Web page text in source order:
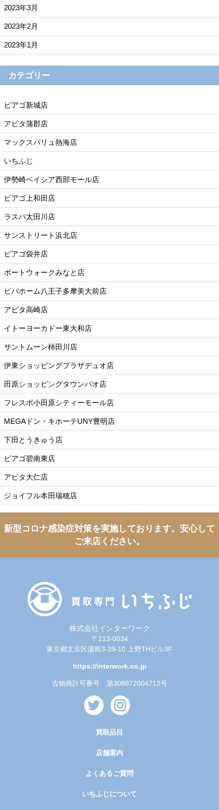
2023年3月
2023年2月
2023年1月
カテゴリー
ピアゴ新城店
アピタ蒲郡店
マックスバリュ熱海店
いちふじ
伊勢崎ベイシア西部モール店
ピアゴ上和田店
ラスパ太田川店
サンストリート浜北店
ピアゴ袋井店
ポートウォークみなと店
ビバホーム八王子多摩美大前店
アピタ高崎店
イトーヨーカドー東大和店
サントムーン柿田川店
伊東ショッピングプラザデュオ店
田原ショッピングタウンパオ店
フレスポ小田原シティーモール店
MEGAドン・キホーテUNY豊明店
下田とうきゅう店
ピアゴ碧南東店
アピタ大仁店
ジョイフル本田瑞穂店
新型コロナ感染症対策を実施しております。 安心して
ご来店ください。
株式会社インターワーク
〒113-0034
東京都文京区湯島3-39-10 上野THビル3F
https://interwork.co.jp
古物商許可番号 第308872004713号
買取品目
店舗案内
よくあるご質問
いちふじについて